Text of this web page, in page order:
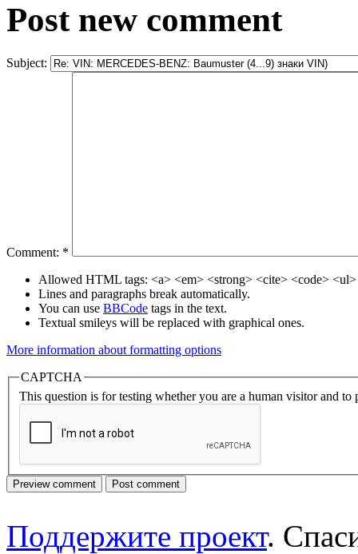
Post new comment
Subject:
Comment: *
Allowed HTML tags: <a> <em> <strong> <cite> <code>
Lines and paragraphs break automatically.
You can use BBCode tags in the text.
Textual smileys will be replaced with graphical ones.
More information about formatting options
CAPTCHA
This question is for testing whether you are a human visitor and to
Поддержите проект.